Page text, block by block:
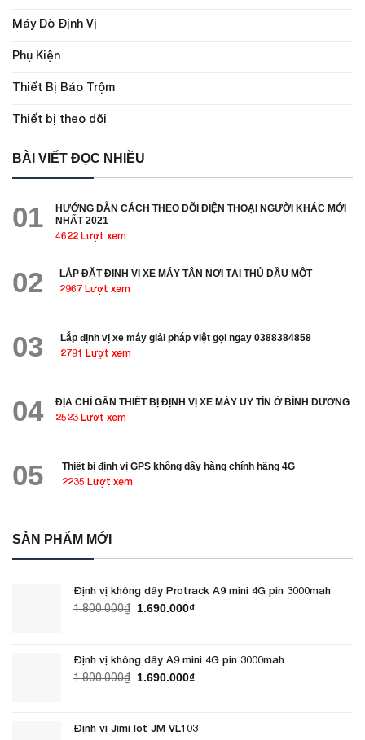
Máy Dò Định Vị
Phụ Kiện
Thiết Bị Báo Trộm
Thiết bị theo dõi
BÀI VIẾT ĐỌC NHIỀU
01
HƯỚNG DẪN CÁCH THEO DÕI ĐIỆN THOẠI NGƯỜI KHÁC MỚI
NHẤT 2021
4622 Lượt xem
02 LẮP ĐẶT ĐỊNH VỊ XE MÁY TẬN NƠI TẠI THỦ DẦU MỘT
2967 Lượt xem
03 Lắp định vị xe máy giải pháp việt gọi ngay 0388384858
2791 Lượt xem
04 ĐỊA CHỈ GẮN THIẾT BỊ ĐỊNH VỊ XE MÁY UY TÍN Ở BÌNH DƯƠNG
2523 Lượt xem
05 Thiết bị định vị GPS không dây hàng chính hãng 4G
2235 Lượt xem
SẢN PHẨM MỚI
Định vị không dây Protrack A9 mini 4G pin 3000mah
1.800.000₫ Giá
1.690.000₫Giá
1.690.000₫.
Định vị không dây A9 mini 4G pin 3000mah
1.800.000₫ Giá
1.690.000₫Giá
1.690.000₫.
Định vị Jimi Iot JM VL103